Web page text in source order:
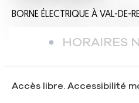
BORNE ÉLECTRIQUE À VAL-DE-
HORAIRES
Accès libre. Accessibilité